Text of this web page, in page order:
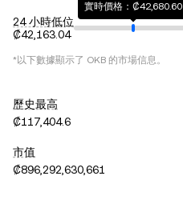
24 小時低位
₡42,163.04
實時價格：₡42,680.60
*以下數據顯示了 OKB 的市場信息。
歷史最高
₡117,404.6
市值
₡896,292,630,661